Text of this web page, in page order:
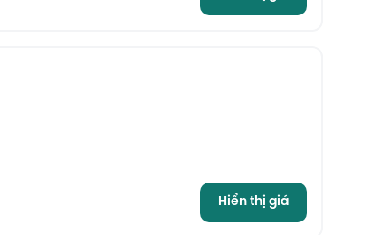
Hiển thị giá